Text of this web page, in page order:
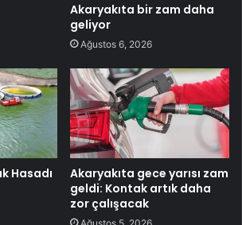
Akaryakıta bir zam daha
geliyor
Ağustos 6, 2026
Hasadı
Akaryakıta gece yarısı zam
geldi: Kontak artık daha
zor çalışacak